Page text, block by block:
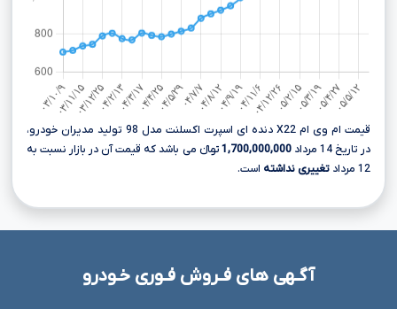
قیمت ام وی ام X22 دنده ای اسپرت اکسلنت مدل 98 تولید مدیران خودرو،
در تاریخ 14 مرداد
1,700,000,000 تومانءءء می باشد که قیمت آن در بازار نسبت به
12 مرداد
تغییری نداشته است.
آگـهی های فـروش فـوری خـودرو